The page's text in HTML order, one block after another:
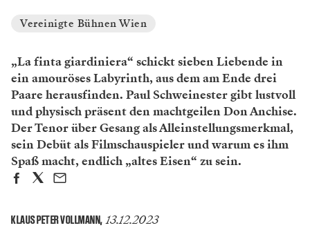
Vereinigte Bühnen Wien
„La finta giardiniera“ schickt sieben Liebende in
ein amouröses Labyrinth, aus dem am Ende drei
Paare herausfinden. Paul Schweinester gibt lustvoll
und physisch präsent den machtgeilen Don Anchise.
Der Tenor über Gesang als Alleinstellungsmerkmal,
sein Debüt als Filmschauspieler und warum es ihm
Spaß macht, endlich „altes Eisen“ zu sein.
KLAUS PETER VOLLMANN, 13.12.2023